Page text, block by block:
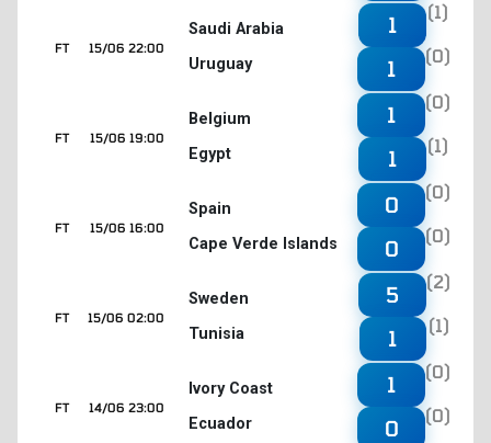
15/06 22:00
FT
Saudi Arabia
Uruguay
1
(1)
1
(0)
15/06 19:00
FT
Belgium
Egypt
1
(0)
1
(1)
15/06 16:00
FT
Spain
Cape Verde Islands
0
(0)
0
(0)
15/06 02:00
FT
Sweden
Tunisia
5
(2)
1
(1)
14/06 23:00
FT
Ivory Coast
Ecuador
1
(0)
0
(0)